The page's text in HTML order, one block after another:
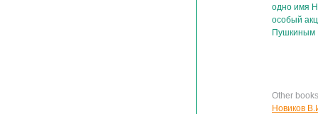
одно имя
особый
Пушкиным
Other
Новиков